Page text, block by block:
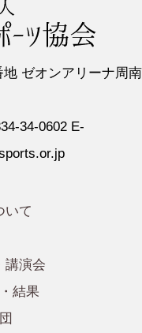
地 ゼオンアリーナ周南
34-0602 E-
いて
講演会
結果